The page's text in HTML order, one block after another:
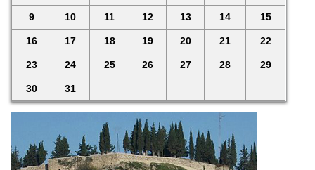
9 10 11 12 13 14 15
16 17 18 19 20 21 22
23 24 25 26 27 28 29
30 31